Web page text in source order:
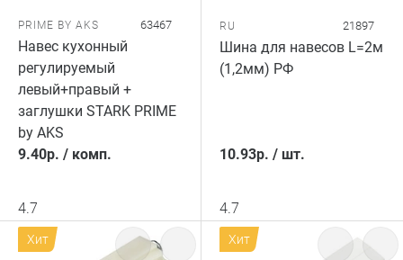
PRIME BY AKS 63467
Навес кухонный
регулируемый
левый+правый +
заглушки STARK PRIME
by AKS
9.40р. / комп.
4.7
RU 21897
Шина для навесов L=2м
(1,2мм) РФ
10.93р. / шт.
4.7
Хит Хит